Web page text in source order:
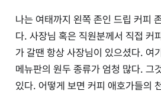
나는 여태까지 왼쪽 존인 드립 커피
다. 사장님 혹은 직원분께서 직접 커
가 갈땐 항상 사장님이 있으셨다. 여
메뉴판의 원두 종류가 엄청 많다. 그
있다. 어떻게 보면 커피 애호가들의